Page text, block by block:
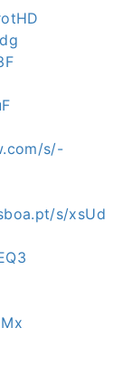
s/-
s/xsUd